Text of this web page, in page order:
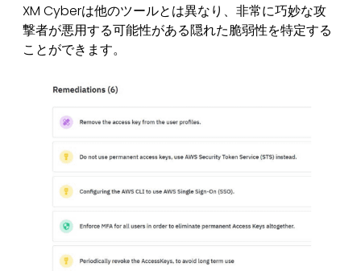
XM Cyberは他のツールとは異なり、非常に巧妙な攻
撃者が悪用する可能性がある隠れた脆弱性を特定する
ことができます。